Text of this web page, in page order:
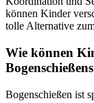
können Kinder
tolle Alternative
Wie können
Bogenschießen ist